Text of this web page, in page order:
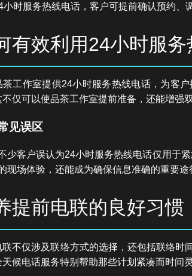
小时服务热线电话，客户可提前确认预约、
有效利用24小时服务
茶工作室提供24小时服务热线电话，为客
仅可以使品茶工作室提前准备，还能增强
见误区
少客户误认为24小时服务热线电话仅用于
现场体验，还能成为确保信息准确的重要途
提前电联的良好习惯
联不仅涉及联络方式的选择，还包括联络时
候电话服务特别帮助那些计划紧凑而时间